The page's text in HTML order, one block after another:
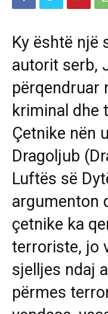
Ky është një
autorit serb,
përqendruar
kriminal dhe
Çetnike nën
Dragoljub
Luftës së
argumenton
çetnike ka
terroriste, jo
sjelljes ndaj
përmes